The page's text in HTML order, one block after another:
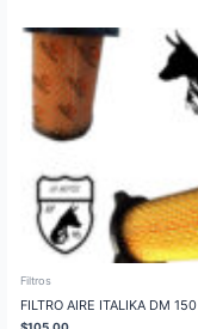
Filtros
FILTRO AIRE ITALIKA DM 150